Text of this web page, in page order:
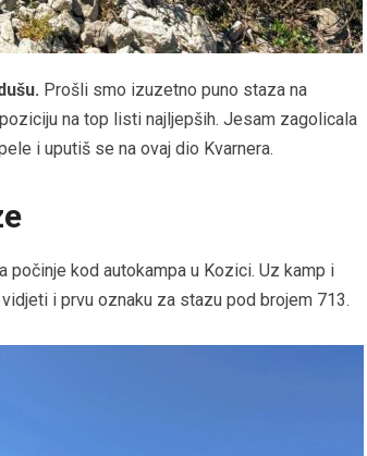
Prošli smo izuzetno puno staza na
na top listi najljepših. Jesam zagolicala
i uputiš se na ovaj dio Kvarnera.
počinje kod autokampa u Kozici. Uz kamp i
i prvu oznaku za stazu pod brojem 713.